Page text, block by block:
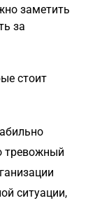
заметить
за
стоит
тревожный
ситуации,